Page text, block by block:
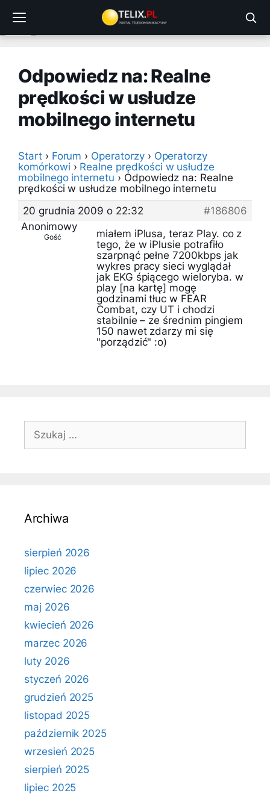
treści
Odpowiedz na: Realne
prędkości w usłudze
mobilnego internetu
Start › Forum › Operatorzy › Operatorzy
komórkowi › Realne prędkości w usłudze
mobilnego internetu › Odpowiedz na: Realne
prędkości w usłudze mobilnego internetu
20 grudnia 2009 o 22:32
#186806
Anonimowy
Gość
miałem iPlusa, teraz Play. co z
tego, że w iPlusie potrafiło
szarpnąć pełne 7200kbps jak
wykres pracy sieci wyglądał
jak EKG śpiącego wieloryba. w
play [na kartę] mogę
godzinami tłuc w FEAR
Combat, czy UT i chodzi
stabilnie – ze średnim pingiem
150 nawet zdarzy mi się
"porządzić" :o)
Szukaj:
Archiwa
sierpień 2026
lipiec 2026
czerwiec 2026
maj 2026
kwiecień 2026
marzec 2026
luty 2026
styczeń 2026
grudzień 2025
listopad 2025
październik 2025
wrzesień 2025
sierpień 2025
lipiec 2025